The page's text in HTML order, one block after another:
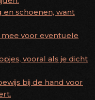
schoenen, want
voor eventuele
vooral als je dicht
bij de hand voor